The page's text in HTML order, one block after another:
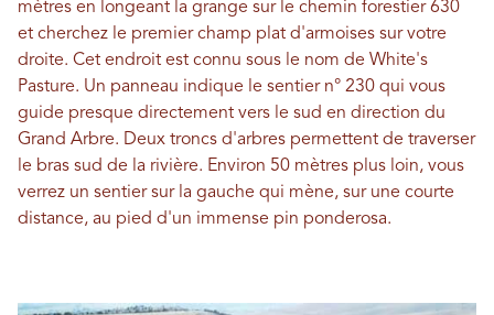
mètres en longeant la grange sur le chemin forestier 630
et cherchez le premier champ plat d'armoises sur votre
droite. Cet endroit est connu sous le nom de White's
Pasture. Un panneau indique le sentier n° 230 qui vous
guide presque directement vers le sud en direction du
Grand Arbre. Deux troncs d'arbres permettent de traverser
le bras sud de la rivière. Environ 50 mètres plus loin, vous
verrez un sentier sur la gauche qui mène, sur une courte
distance, au pied d'un immense pin ponderosa.